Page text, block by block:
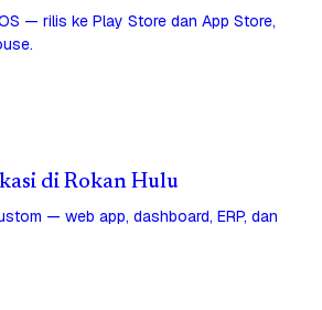
— rilis ke Play Store dan App Store,
di Rokan Hulu
— web app, dashboard, ERP, dan